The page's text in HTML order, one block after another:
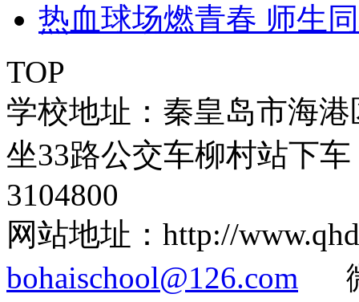
热血球场燃青春 师生
TOP
学校地址：秦皇岛市海
坐33路公交车柳村站下
3104800
网站地址：http://
bohaischool@126.com 微